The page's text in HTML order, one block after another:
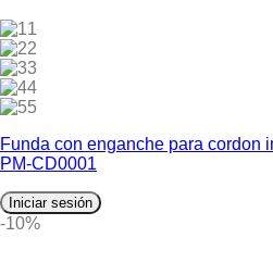
1
2
3
4
5
Funda con enganche para cordon
PM-CD0001
Iniciar sesión
-10%